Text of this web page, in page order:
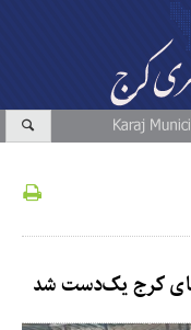
کرج یک‌دست شد